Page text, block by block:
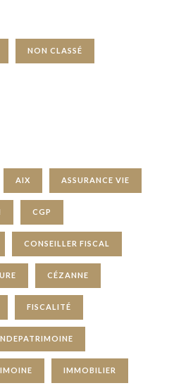
NON CLASSÉ
AIX ASSURANCE VIE
CGP
CONSEILLER FISCAL
CÉZANNE
FISCALITÉ
IMMOBILIER